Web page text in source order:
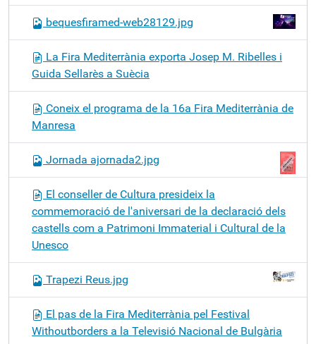
bequesfiramed-web28129.jpg
La Fira Mediterrània exporta Josep M. Ribelles i
Guida Sellarès a Suècia
Coneix el programa de la 16a Fira Mediterrània de
Manresa
Jornada ajornada2.jpg
El conseller de Cultura presideix la
commemoració de l'aniversari de la declaració dels
castells com a Patrimoni Immaterial i Cultural de la
Unesco
Trapezi Reus.jpg
El pas de la Fira Mediterrània pel Festival
Withoutborders a la Televisió Nacional de Bulgària